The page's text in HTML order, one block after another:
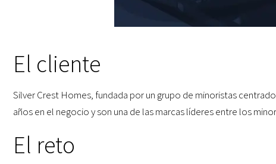
El cliente
Silver Crest Homes, fundada por un grupo de minoristas
años en el negocio y son una de las marcas líderes entre los
El reto